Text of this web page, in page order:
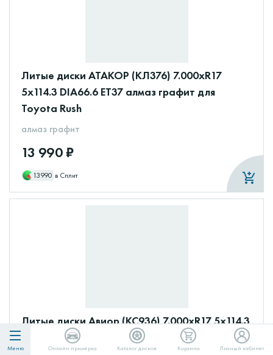
Литые диски АТАКОР (КЛ376) 7.000xR17
5x114.3 DIA66.6 ET37 алмаз графит для
Toyota Rush
алмаз графит
13 990 ₽
13990 в Сплит
Литые диски Авиор (КС936) 7.000xR17 5x114.3
DIA67.1 ET35 брайт дарк платинум для
Меню Онлайн примерка Каталог дисков Корзина Личный кабинет